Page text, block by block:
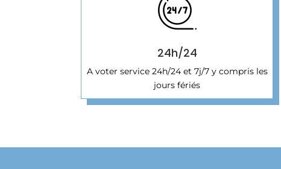
24h/24
A voter service 24h/24 et 7j/7 y compris les
jours fériés